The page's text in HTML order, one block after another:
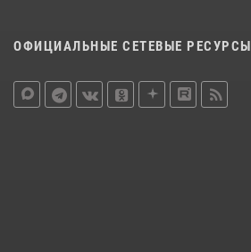
ОФИЦИАЛЬНЫЕ СЕТЕВЫЕ РЕСУРСЫ